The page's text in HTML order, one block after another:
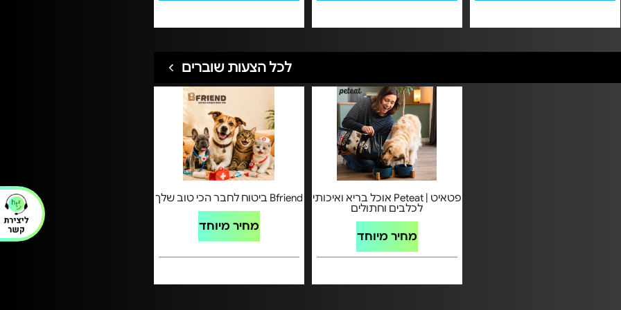
לכל הצעות שוברים
Bfriend ביטוח לחבר הכי טוב שלך
מחיר מיוחד
פטאיט | ‎Peteat אוכל בריא ואיכותי
לכלבים וחתולים
מחיר מיוחד